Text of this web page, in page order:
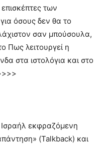
των
όσους δεν θα το
σαν μπούσουλα,
Πως λειτουργεί η
στα ιστολόγια και στο
εκφραζόμενη
(Talkback) και